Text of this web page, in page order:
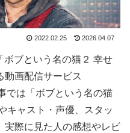
2022.02.25 2026.04.07
ブという名の猫２ 幸せ
動画配信サービス
では「ボブという名の猫
キャスト・声優、スタッ
実際に見た人の感想やレビ